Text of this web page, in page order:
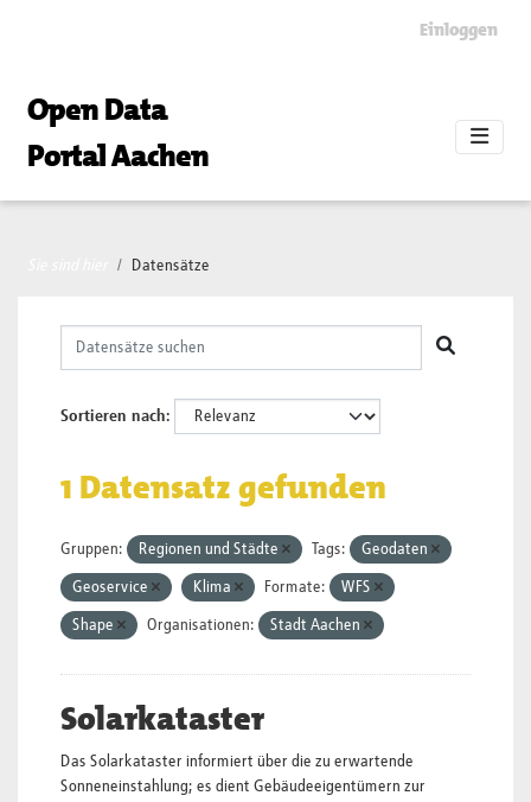
Einloggen
Open Data
Portal Aachen
Datensätze
Sortieren nach
1 Datensatz gefunden
Gruppen: Regionen und Städte Tags: Geodaten
Geoservice Klima Formate: WFS
Shape Organisationen: Stadt Aachen
Solarkataster
Das Solarkataster informiert über die zu erwartende
Sonneneinstahlung; es dient Gebäudeeigentümern zur